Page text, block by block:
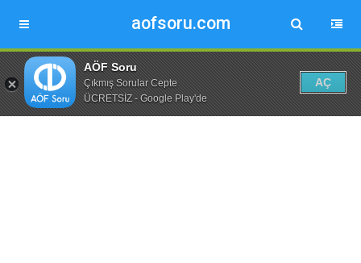
aofsoru.com
AÖF Soru
Çıkmış Sorular Cepte
ÜCRETSİZ - Google Play'de
AÇ